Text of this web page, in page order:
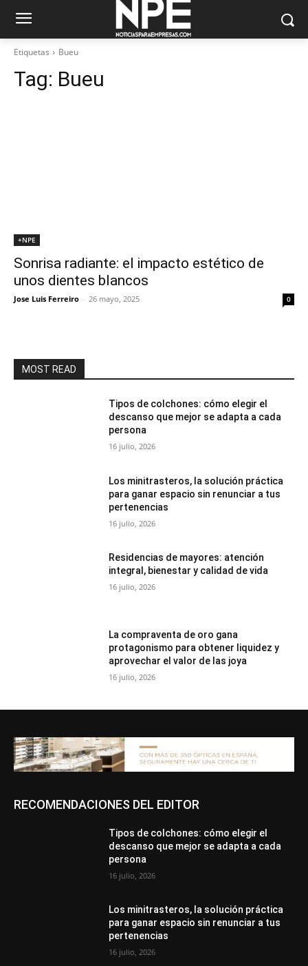
Etiquetas Bueu
Tag: Bueu
+NPE
Sonrisa radiante: el impacto estético de
unos dientes blancos
Jose Luis Ferreiro - 26 mayo, 2025 0
MOST READ
Tipos de colchones: cómo elegir el
descanso que mejor se adapta a cada
persona
16 julio, 2026
Los minitrasteros, la solución práctica
para ganar espacio sin renunciar a tus
pertenencias
16 julio, 2026
Residencias de mayores: atención
integral, bienestar y calidad de vida
16 julio, 2026
La compraventa de oro gana
protagonismo para obtener liquidez y
aprovechar el valor de las joya
16 julio, 2026
RECOMENDACIONES DEL EDITOR
Tipos de colchones: cómo elegir el
descanso que mejor se adapta a cada
persona
16 julio, 2026
Los minitrasteros, la solución práctica
para ganar espacio sin renunciar a tus
pertenencias
16 julio, 2026